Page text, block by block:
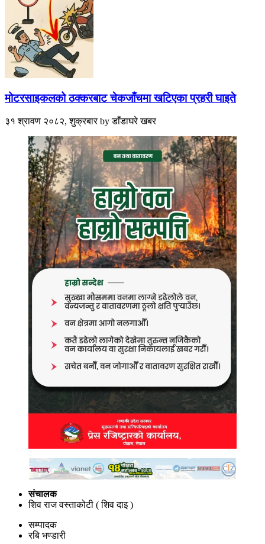
मोटरसाइकलको ठक्करबाट चेकजाँचमा खटिएका प्रहरी घाइते
३१ श्रावण २०८२, शुक्रबारbyडाँडाघरे खबर
संचालक
शिव राज वस्ताकोटी ( शिव दाइ )
सम्पादक
रबि भण्डारी